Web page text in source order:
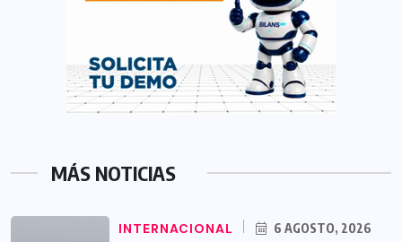
MÁS NOTICIAS
INTERNACIONAL 6 AGOSTO, 2026